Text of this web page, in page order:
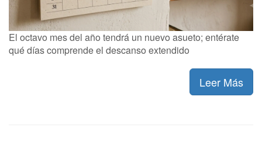
El octavo mes del año tendrá un nuevo asueto; entérate
qué días comprende el descanso extendido
Leer Más